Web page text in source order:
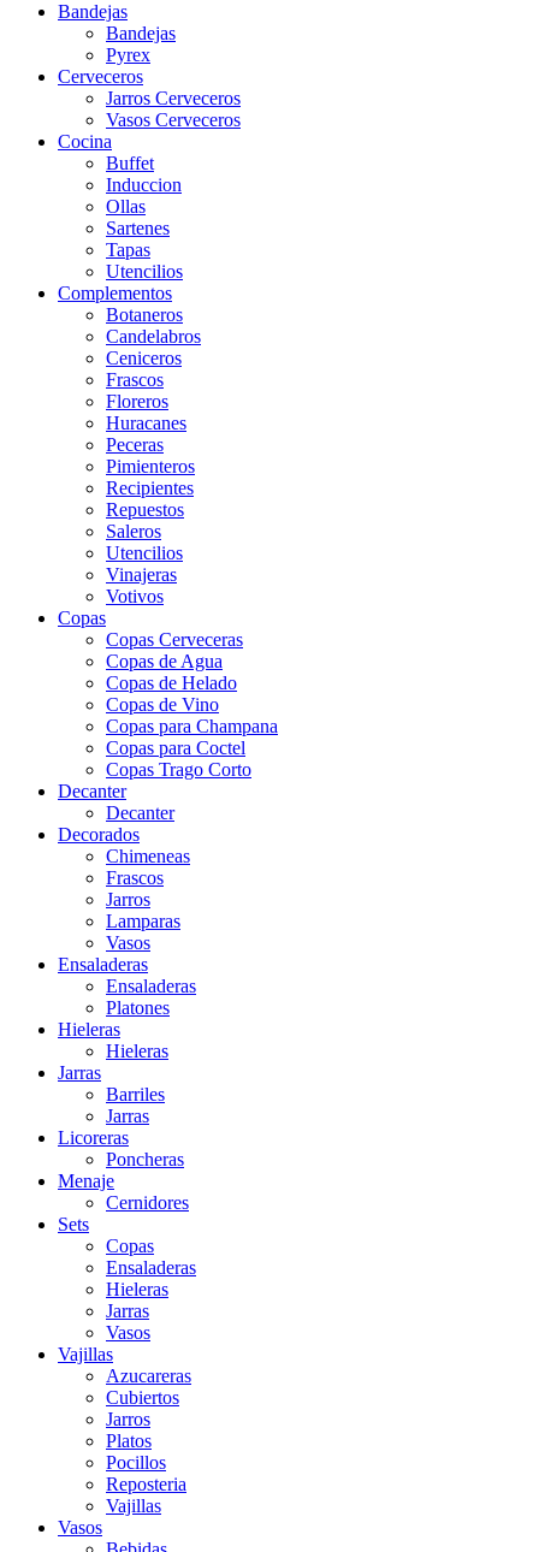
Bandejas
Bandejas
Pyrex
Cerveceros
Jarros Cerveceros
Vasos Cerveceros
Cocina
Buffet
Induccion
Ollas
Sartenes
Tapas
Utencilios
Complementos
Botaneros
Candelabros
Ceniceros
Frascos
Floreros
Huracanes
Peceras
Pimienteros
Recipientes
Repuestos
Saleros
Utencilios
Vinajeras
Votivos
Copas
Copas Cerveceras
Copas de Agua
Copas de Helado
Copas de Vino
Copas para Champana
Copas para Coctel
Copas Trago Corto
Decanter
Decanter
Decorados
Chimeneas
Frascos
Jarros
Lamparas
Vasos
Ensaladeras
Ensaladeras
Platones
Hieleras
Hieleras
Jarras
Barriles
Jarras
Licoreras
Poncheras
Menaje
Cernidores
Sets
Copas
Ensaladeras
Hieleras
Jarras
Vasos
Vajillas
Azucareras
Cubiertos
Jarros
Platos
Pocillos
Reposteria
Vajillas
Vasos